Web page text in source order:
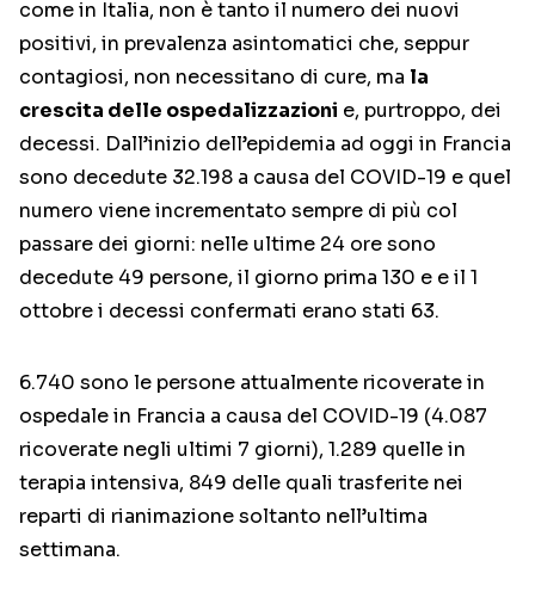
come in Italia, non è tanto il numero dei nuovi
positivi, in prevalenza asintomatici che, seppur
contagiosi, non necessitano di cure, ma la
crescita delle ospedalizzazioni e, purtroppo, dei
decessi. Dall’inizio dell’epidemia ad oggi in Francia
sono decedute 32.198 a causa del COVID-19 e quel
numero viene incrementato sempre di più col
passare dei giorni: nelle ultime 24 ore sono
decedute 49 persone, il giorno prima 130 e e il 1
ottobre i decessi confermati erano stati 63.
6.740 sono le persone attualmente ricoverate in
ospedale in Francia a causa del COVID-19 (4.087
ricoverate negli ultimi 7 giorni), 1.289 quelle in
terapia intensiva, 849 delle quali trasferite nei
reparti di rianimazione soltanto nell’ultima
settimana.